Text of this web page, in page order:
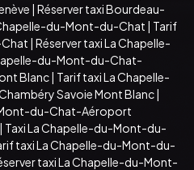
| Réserver taxi Bourdeau-
du-Mont-du-Chat | Tarif
| Réserver taxi La Chapelle-
du-Mont-du-Chat-
Blanc| Tarif taxi La Chapelle-
Savoie Mont Blanc|
du-Chat-Aéroport
| Taxi La Chapelle-du-Mont-du-
taxi La Chapelle-du-Mont-du-
taxi La Chapelle-du-Mont-